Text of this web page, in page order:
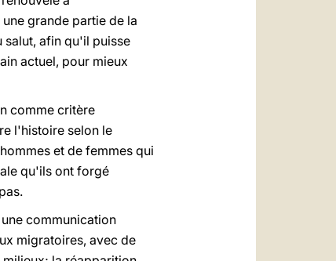
grande partie de la
salut, afin qu'il puisse
actuel, pour mieux
comme critère
l'histoire selon le
et de femmes qui
qu'ils ont forgé
communication
migratoires, avec de